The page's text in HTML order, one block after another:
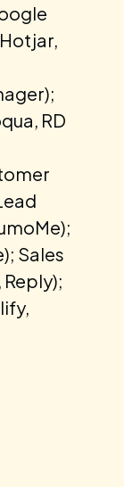
RD
Sales